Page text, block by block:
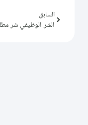
السابق